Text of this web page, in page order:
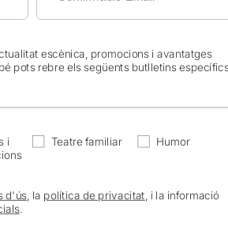
escènica, promocions i avantatges
pots rebre els següents butlletins
i
Teatre familiar Humor
d'ús , la política de privacitat , i la informació
.